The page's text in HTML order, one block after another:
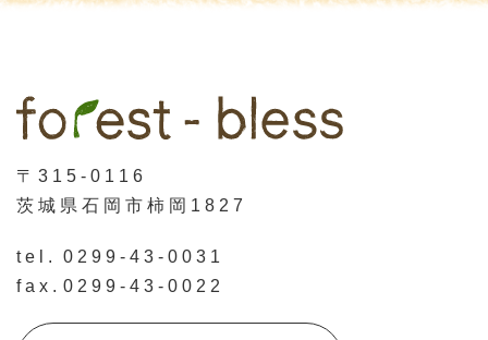
〒315-0116
茨城県石岡市柿岡1827
tel.
0299-43-0031
fax. 0299-43-0022